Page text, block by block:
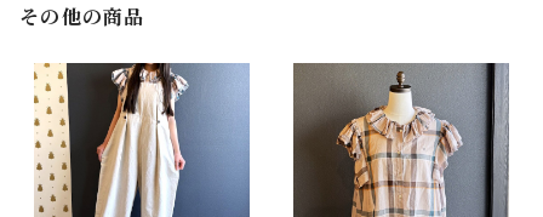
その他の商品